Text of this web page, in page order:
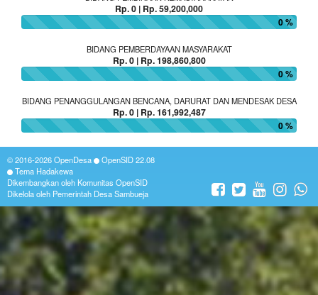
Rp. 0 | Rp. 59,200,000
0 %
BIDANG PEMBERDAYAAN MASYARAKAT
Rp. 0 | Rp. 198,860,800
0 %
BIDANG PENANGGULANGAN BENCANA, DARURAT DAN MENDESAK DESA
Rp. 0 | Rp. 161,992,487
0 %
© 2016-2026OpenDesa OpenSID22.08
Tema Hadakewa
Dikembangkan oleh Komunitas OpenSID
Dikelola oleh Pemerintah Desa Sambueja